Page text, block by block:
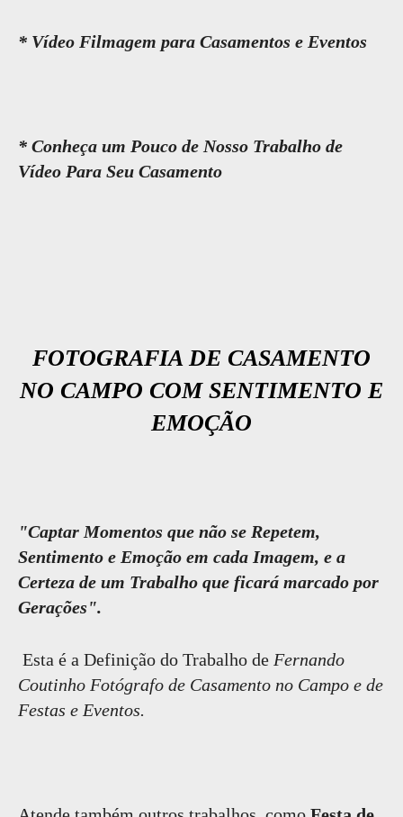
* Vídeo Filmagem para Casamentos e Eventos
* Conheça um Pouco de Nosso Trabalho de
Vídeo Para Seu Casamento
FOTOGRAFIA DE CASAMENTO
NO CAMPO COM SENTIMENTO E
EMOÇÃO
"Captar Momentos que não se Repetem,
Sentimento e Emoção em cada Imagem, e a
Certeza de um Trabalho que ficará marcado por
Gerações".
Esta é a Definição do Trabalho de Fernando
Coutinho Fotógrafo de Casamento no Campo e de
Festas e Eventos.